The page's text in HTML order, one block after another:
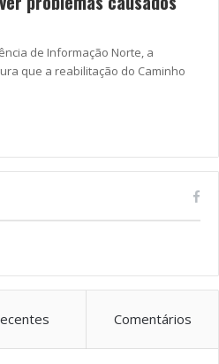
de Informação Norte, a
que a reabilitação do Caminho
Comentários